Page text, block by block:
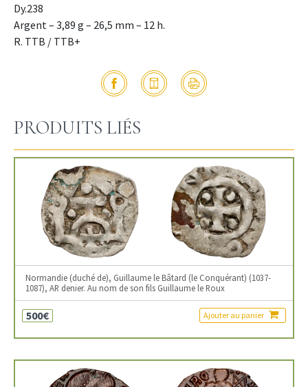
Dy.238
Argent – 3,89 g – 26,5 mm – 12 h.
R. TTB / TTB+
PRODUITS LIÉS
Normandie (duché de), Guillaume le Bâtard (le Conquérant) (1037-
1087), AR denier. Au nom de son fils Guillaume le Roux
500€ Ajouter au panier